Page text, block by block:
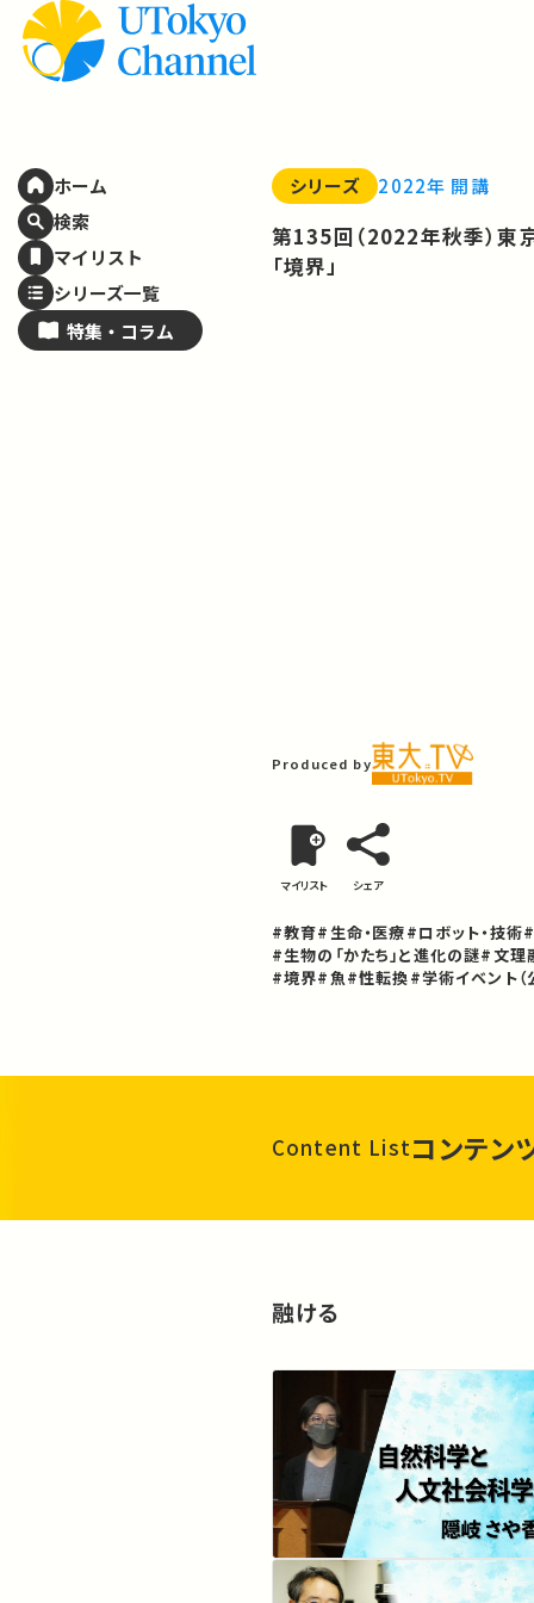
ホーム
検索
マイリスト
シリーズ一覧
特集・ コラム
シリーズ 2022年 開講
第135回（2022年秋季）東
「境界」
Produced by
マイリスト シェア
#教育#生命・医療#ロボット・技術
#生物の「かたち」と進化の謎#文理
#境界#魚#性転換#学術イベント（
Content Listコンテン
融ける